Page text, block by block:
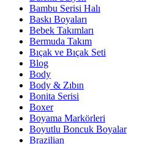
Bambu Serisi Halı
Baskı Boyaları
Bebek Takımları
Bermuda Takım
Bıçak ve Bıçak Seti
Blog
Body
Body & Zıbın
Bonita Serisi
Boxer
Boyama Markörleri
Boyutlu Boncuk Boyalar
Brazilian